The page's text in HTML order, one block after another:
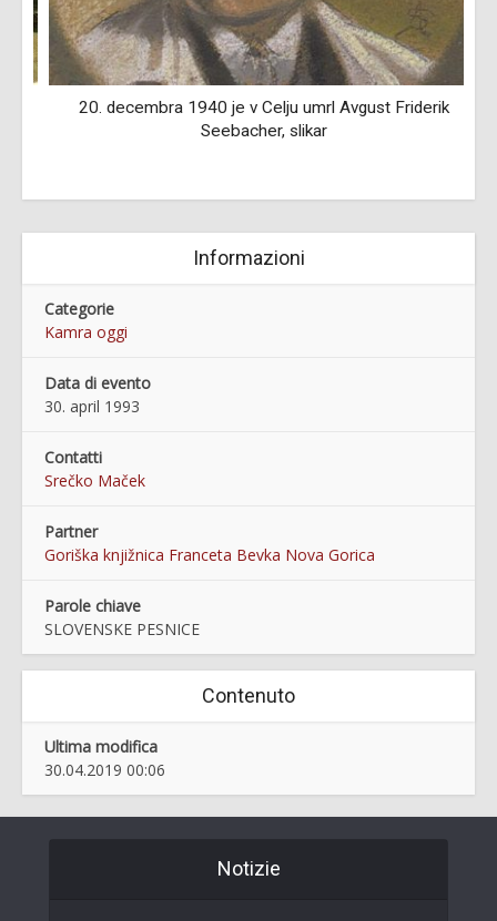
20. decembra 1940 je v Celju umrl Avgust Friderik
Seebacher, slikar
Informazioni
Categorie
Kamra oggi
Data di evento
30. april 1993
Contatti
Srečko Maček
Partner
Goriška knjižnica Franceta Bevka Nova Gorica
Parole chiave
SLOVENSKE PESNICE
Contenuto
Ultima modifica
30.04.2019 00:06
Notizie